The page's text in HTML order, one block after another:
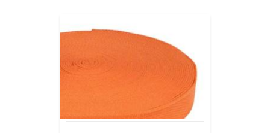
Gurtband
Orange